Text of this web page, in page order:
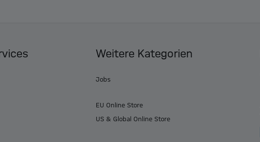
Weitere Kategorien
Jobs
EU Online Store
US & Global Online Store